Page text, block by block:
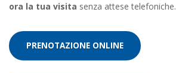
ora la tua visita senza attese telefoniche.
PRENOTAZIONE ONLINE